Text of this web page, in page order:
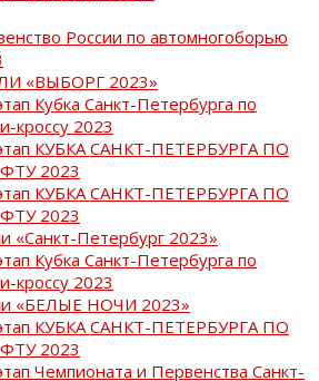
России по автомногоборью
«ВЫБОРГ 2023»
Кубка Санкт-Петербурга по
кроссу 2023
КУБКА САНКТ-ПЕТЕРБУРГА ПО
2023
КУБКА САНКТ-ПЕТЕРБУРГА ПО
2023
«Санкт-Петербург 2023»
Кубка Санкт-Петербурга по
кроссу 2023
«БЕЛЫЕ НОЧИ 2023»
КУБКА САНКТ-ПЕТЕРБУРГА ПО
2023
Чемпионата и Первенства Санкт-